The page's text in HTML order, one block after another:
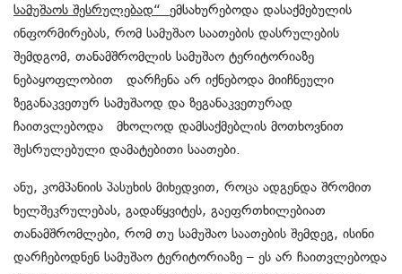
სამუშაოს შესრულებად“ ემსახურებოდა დასაქმებულის
ინფორმირებას, რომ სამუშაო საათების დასრულების
შემდგომ, თანამშრომლის სამუშაო ტერიტორიაზე
ნებაყოფლობით დარჩენა არ იქნებოდა მიიჩნეული
ზეგანაკვეთურ სამუშაოდ და ზეგანაკვეთურად
ჩაითვლებოდა მხოლოდ დამსაქმებლის მოთხოვნით
შესრულებული დამატებითი საათები.
ანუ, კომპანიის პასუხის მიხედვით, როცა ადგენდა შრომით
ხელშეკრულებას, გადაწყვიტეს, გაეფრთხილებიათ
თანამშრომლები, რომ თუ სამუშაო საათების შემდეგ, ისინი
დარჩებოდნენ სამუშაო ტერიტორიაზე – ეს არ ჩაითვლებოდა